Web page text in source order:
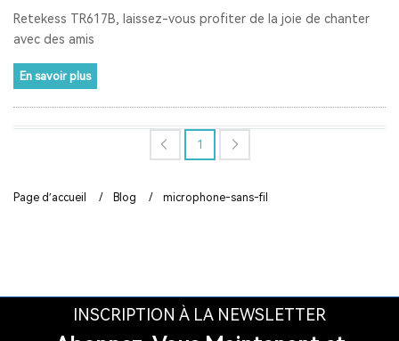
Retekess TR617B, laissez-vous profiter de la joie de chanter
avec des amis
En savoir plus
1
SYSTÈME DE GUIDE TOURISTIQUE SANS FIL HAJJ
RETEKESS TT128
SOLUTION DE GESTION DE MUSÉE PERTE AUDITIVE
SANTÉ AUDITIVE MÉDECINE TRADITIONNELLE CHINOISE
Page d’accueil / Blog / microphone-sans-fil
INSCRIPTION À LA NEWSLETTER